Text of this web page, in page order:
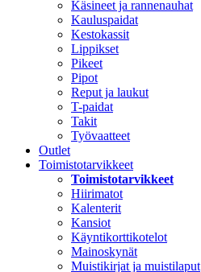
Käsineet ja rannenauhat
Kauluspaidat
Kestokassit
Lippikset
Pikeet
Pipot
Reput ja laukut
T-paidat
Takit
Työvaatteet
Outlet
Toimistotarvikkeet
Toimistotarvikkeet
Hiirimatot
Kalenterit
Kansiot
Käyntikorttikotelot
Mainoskynät
Muistikirjat ja muistilaput